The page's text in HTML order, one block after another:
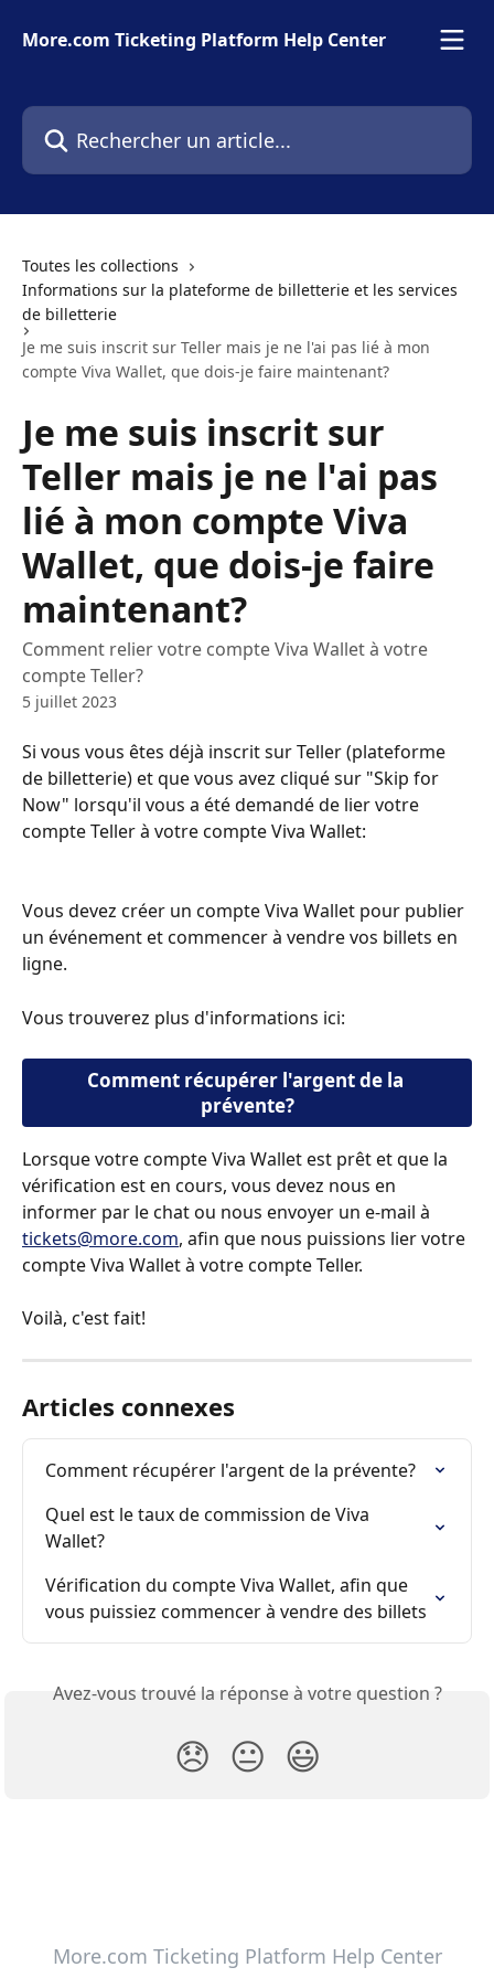
More.com Ticketing Platform Help Center
Rechercher un article...
Toutes les collections
Informations sur la plateforme de billetterie et les services
de billetterie
Je me suis inscrit sur Teller mais je ne l'ai pas lié à mon
compte Viva Wallet, que dois-je faire maintenant?
Je me suis inscrit sur
Teller mais je ne l'ai pas
lié à mon compte Viva
Wallet, que dois-je faire
maintenant?
Comment relier votre compte Viva Wallet à votre
compte Teller?
5 juillet 2023
Si vous vous êtes déjà inscrit sur Teller (plateforme
de billetterie) et que vous avez cliqué sur "Skip for
Now" lorsqu'il vous a été demandé de lier votre
compte Teller à votre compte Viva Wallet:
Vous devez créer un compte Viva Wallet pour publier
un événement et commencer à vendre vos billets en
ligne.
Vous trouverez plus d'informations ici:
Comment récupérer l'argent de la
prévente?
Lorsque votre compte Viva Wallet est prêt et que la
vérification est en cours, vous devez nous en
informer par le chat ou nous envoyer un e-mail à
tickets@more.com, afin que nous puissions lier votre
compte Viva Wallet à votre compte Teller.
Voilà, c'est fait!
Articles connexes
Comment récupérer l'argent de la prévente?
Quel est le taux de commission de Viva
Wallet?
Vérification du compte Viva Wallet, afin que
vous puissiez commencer à vendre des billets
Avez-vous trouvé la réponse à votre question ?
😞 😐 😃
More.com Ticketing Platform Help Center